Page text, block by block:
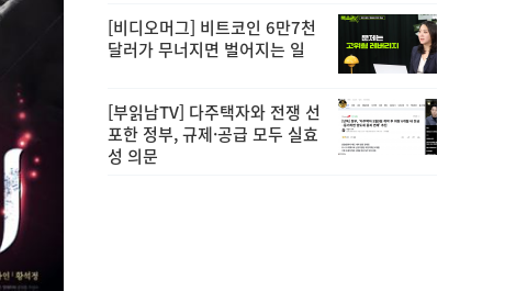
[비디오머그] 비트코인 6만7천
달러가 무너지면 벌어지는 일
[부읽남TV] 다주택자와 전쟁 선
포한 정부, 규제·공급 모두 실효
성 의문